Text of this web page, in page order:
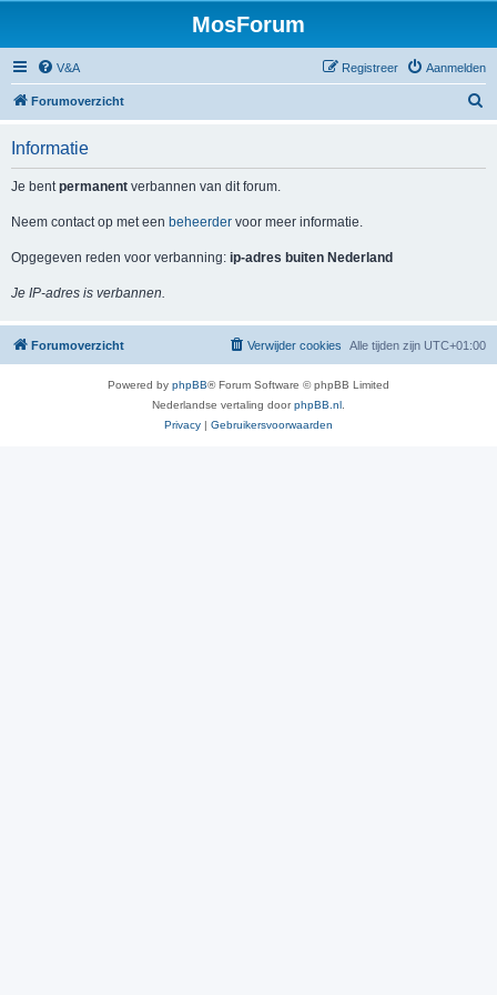
MosForum
V&A Aanmelden
Registreer
Forumoverzicht
Informatie
Je bentpermanent verbannen van dit forum.
Neem contact op met een beheerder voor meer informatie.
Opgegeven reden voor verbanning: ip-adres buiten Nederland
Je IP-adres is verbannen.
Forumoverzicht Alle tijden zijn UTC+01:00
Verwijder cookies
Powered by phpBB® Forum Software © phpBB Limited
Nederlandse vertaling doorphpBB.nl
Privacy | Gebruikersvoorwaarden